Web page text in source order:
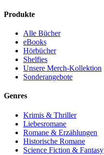
Produkte
Alle Bücher
eBooks
Hörbücher
Shelfies
Unsere Merch-Kollektion
Sonderangebote
Genres
Krimis & Thriller
Liebesromane
Romane & Erzählungen
Historische Romane
Science Fiction & Fantasy